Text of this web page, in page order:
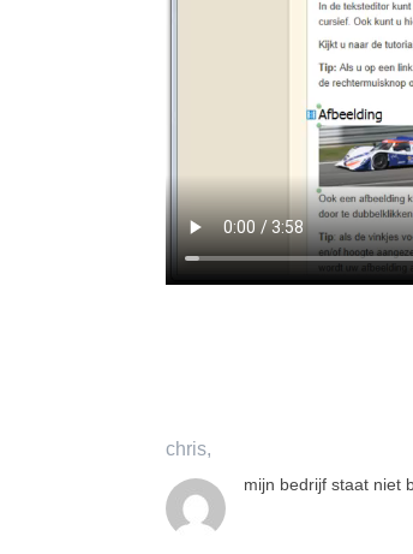
chris,
mijn bedrijf staat niet